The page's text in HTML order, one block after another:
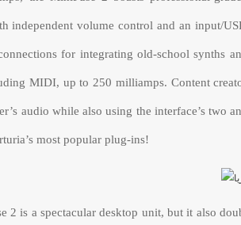
independent volume control and an input/
for integrating old-school synths
MIDI, up to 250 milliamps. Content
audio while also using the interface’s two
most popular plug-ins!
2 is a spectacular desktop unit, but it also